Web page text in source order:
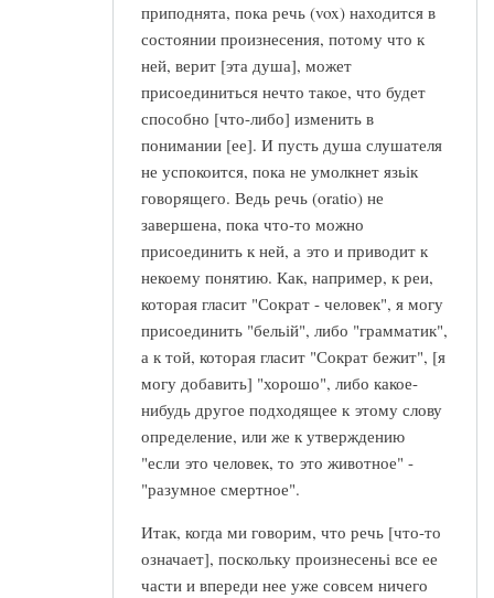
приподнята, пока речь (vox) находится в
состоянии произнесения, потому что к
ней, верит [эта душа], может
присоединиться нечто такое, что будет
способно [что-либо] изменить в
понимании [ее]. И пусть душа слушателя
не успокоится, пока не умолкнет язьік
говорящего. Ведь речь (oratio) не
завершена, пока что-то можно
присоединить к ней, а это и приводит к
некоему понятию. Как, например, к реи,
которая гласит "Сократ - человек", я могу
присоединить "бельій", либо "грамматик",
а к той, которая гласит "Сократ бежит", [я
могу добавить] "хорошо", либо какое-
нибудь другое подходящее к этому слову
определение, или же к утверждению
"если это человек, то это животное" -
"разумное смертное".
Итак, когда ми говорим, что речь [что-то
означает], поскольку произнесеньі все ее
части и впереди нее уже совсем ничего